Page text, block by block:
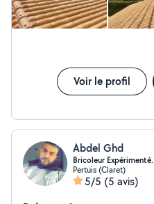
Voir le profil
Abdel Ghd
Bricoleur Expérimenté.
Pertuis (Claret)
5/5 (5 avis)